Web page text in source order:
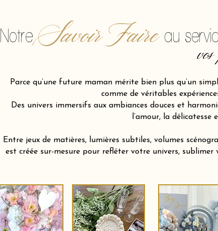
Savoir Faire
Notre au
Parce qu’une future maman mérite bien plus qu’un
comme de véritables
Des univers immersifs aux ambiances douces et
l’amour, la délicatesse
Entre jeux de matières, lumières subtiles, volumes
est créée sur-mesure pour refléter votre univers,